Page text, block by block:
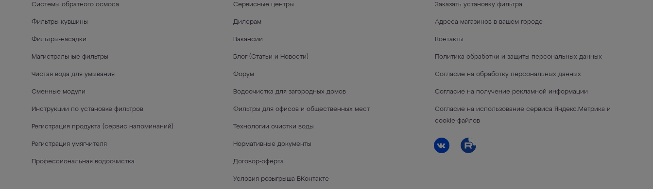
Системы обратного осмоса
Фильтры-кувшины
Фильтры-насадки
Магистральные фильтры
Чистая вода для умывания
Сменные модули
Инструкции по установке фильтров
Регистрация продукта (сервис напоминаний)
Регистрация умягчителя
Профессиональная водоочистка
Сервисные центры
Дилерам
Вакансии
Блог (Статьи и Новости)
Форум
Водоочистка для загородных домов
Фильтры для офисов и общественных мест
Технологии очистки воды
Нормативные документы
Договор-оферта
Условия розыгрыша ВКонтакте
Заказать установку фильтра
Адреса магазинов в вашем городе
Контакты
Политика обработки и защиты персональных данных
Согласие на обработку персональных данных
Согласие на получение рекламной информации
Согласие на использование сервиса Яндекс.Метрика и
cookie-файлов